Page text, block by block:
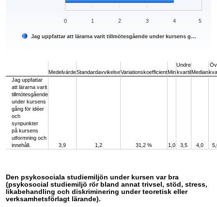
Jag uppfattar att lärarna varit tillmötesgående under kursens g…
0 1 2 3 4 5
MedelvärdeStandardavvikelseVariationskoefficientMin
Undre
kvartilMedian
Jag uppfattar
att lärarna varit
tillmötesgående
under kursens
gång för idéer
och
synpunkter
på kursens
utformning och
innehåll.
3,9 1,2 31,2 % 1,0 3,5 4,0
Den psykosociala studiemiljön under kursen var bra
(psykosocial studiemiljö rör bland annat trivsel, stöd, stress,
likabehandling och diskriminering under teoretisk eller
verksamhetsförlagt lärande).